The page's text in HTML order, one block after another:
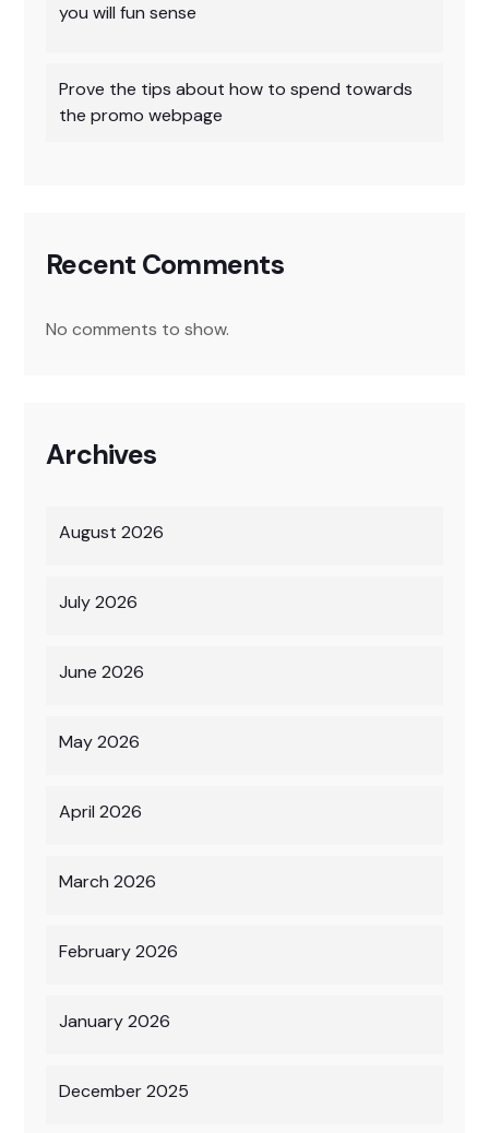
you will fun sense
Prove the tips about how to spend towards
the promo webpage
Recent Comments
No comments to show.
Archives
August 2026
July 2026
June 2026
May 2026
April 2026
March 2026
February 2026
January 2026
December 2025